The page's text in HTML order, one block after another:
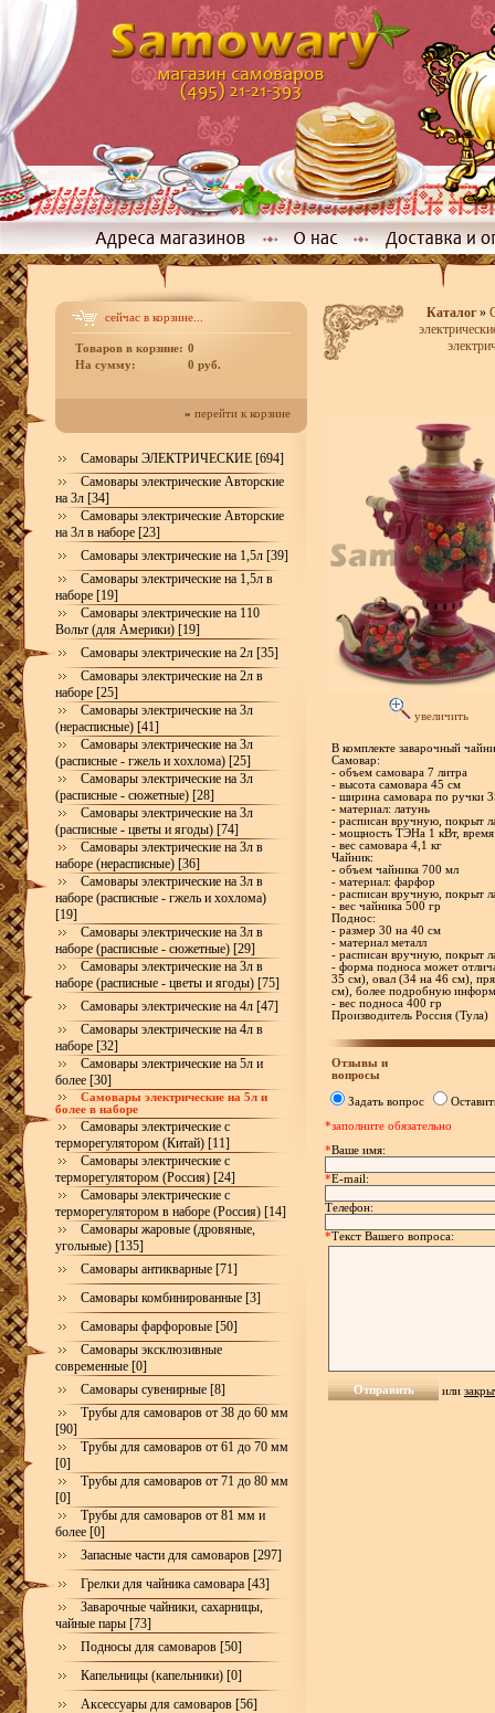
сейчас в корзине...
Товаров в корзине: 0
На сумму:
0 руб.
» перейти к корзине
Самовары ЭЛЕКТРИЧЕСКИЕ [694]
Самовары электрические Авторские
на 3л [34]
Самовары электрические Авторские
на 3л в наборе [23]
Самовары электрические на 1,5л [39]
Самовары электрические на 1,5л в
наборе [19]
Самовары электрические на 110
Вольт (для Америки) [19]
Самовары электрические на 2л [35]
Самовары электрические на 2л в
наборе [25]
Самовары электрические на 3л
(нерасписные) [41]
Самовары электрические на 3л
(расписные - гжель и хохлома) [25]
Самовары электрические на 3л
(расписные - сюжетные) [28]
Самовары электрические на 3л
(расписные - цветы и ягоды) [74]
Самовары электрические на 3л в
наборе (нерасписные) [36]
Самовары электрические на 3л в
наборе (расписные - гжель и хохлома)
[19]
Самовары электрические на 3л в
наборе (расписные - сюжетные) [29]
Самовары электрические на 3л в
наборе (расписные - цветы и ягоды) [75]
Самовары электрические на 4л [47]
Самовары электрические на 4л в
наборе [32]
Самовары электрические на 5л и
более [30]
Самовары электрические на 5л и
более в наборе
Самовары электрические с
терморегулятором (Китай) [11]
Самовары электрические с
терморегулятором (Россия) [24]
Самовары электрические с
терморегулятором в наборе (Россия) [14]
Самовары жаровые (дровяные,
угольные) [135]
Самовары антикварные [71]
Самовары комбинированные [3]
Самовары фарфоровые [50]
Самовары эксклюзивные
современные [0]
Самовары сувенирные [8]
Трубы для самоваров от 38 до 60 мм
[90]
Трубы для самоваров от 61 до 70 мм
[0]
Трубы для самоваров от 71 до 80 мм
[0]
Трубы для самоваров от 81 мм и
более [0]
Запасные части для самоваров [297]
Грелки для чайника самовара [43]
Заварочные чайники, сахарницы,
чайные пары [73]
Подносы для самоваров [50]
Капельницы (капельники) [0]
Аксессуары для самоваров [56]
Каталог»
увеличить
В комплекте заварочный
Самовар:
- объем самовара 7 литра
- высота самовара 45 см
- ширина самовара по ручки
- материал: латунь
- расписан вручную, покрыт
- мощность ТЭНа 1 кВт,
- вес самовара 4,1 кг
Чайник:
- объем чайника 700 мл
- материал: фарфор
- расписан вручную, покрыт
- вес чайника 500 гр
Поднос:
- размер 30 на 40 см
- материал металл
- расписан вручную, покрыт
- форма подноса может
35 см), овал (34 на 46 см),
см), более подробную
- вес подноса 400 гр
Производитель Россия (Тула)
Отзывы и
вопросы
Задать вопрос
*заполните обязательно
*Ваше имя:
*E-mail:
Телефон:
*Текст Вашего вопроса:
или